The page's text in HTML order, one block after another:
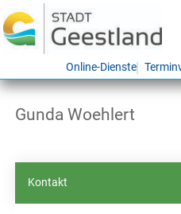
Online-Dienste
Gunda Woehlert
Kontakt